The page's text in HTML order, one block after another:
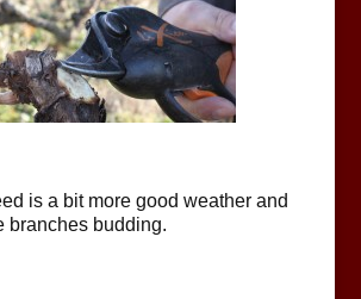
is a bit more good weather and
branches budding.